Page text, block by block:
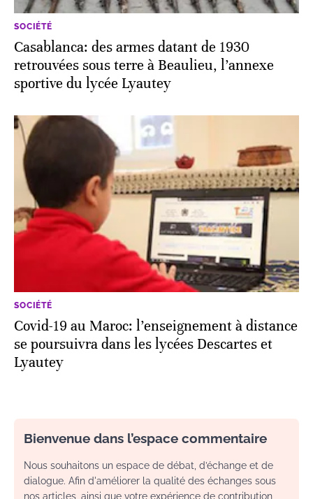
SOCIÉTÉ
Casablanca: des armes datant de 1930
retrouvées sous terre à Beaulieu, l’annexe
sportive du lycée Lyautey
SOCIÉTÉ
Covid-19 au Maroc: l’enseignement à distance
se poursuivra dans les lycées Descartes et
Lyautey
Bienvenue dans l’espace commentaire
Nous souhaitons un espace de débat, d’échange et de
dialogue. Afin d'améliorer la qualité des échanges sous
nos articles, ainsi que votre expérience de contribution,